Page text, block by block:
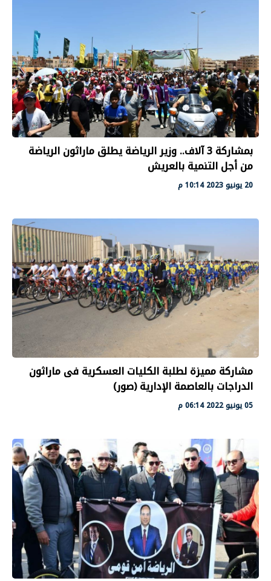
بمشاركة 3 آلاف.. وزير الرياضة يطلق ماراثون الرياضة
من أجل التنمية بالعريش
20 يونيو 2023 10:14 م
مشاركة مميزة لطلبة الكليات العسكرية فى ماراثون
الدراجات بالعاصمة الإدارية (صور)
05 يونيو 2022 06:14 م